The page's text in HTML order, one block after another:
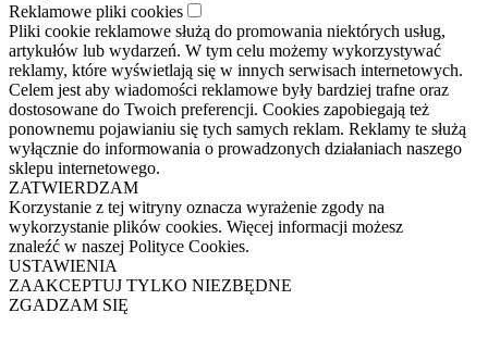
Reklamowe pliki cookies
Pliki cookie reklamowe służą do promowania niektórych usług,
artykułów lub wydarzeń. W tym celu możemy wykorzystywać
reklamy, które wyświetlają się w innych serwisach internetowych.
Celem jest aby wiadomości reklamowe były bardziej trafne oraz
dostosowane do Twoich preferencji. Cookies zapobiegają też
ponownemu pojawianiu się tych samych reklam. Reklamy te służą
wyłącznie do informowania o prowadzonych działaniach naszego
sklepu internetowego.
ZATWIERDZAM
Korzystanie z tej witryny oznacza wyrażenie zgody na
wykorzystanie plików cookies. Więcej informacji możesz
znaleźć w naszej Polityce Cookies.
USTAWIENIA
ZAAKCEPTUJ TYLKO NIEZBĘDNE
ZGADZAM SIĘ